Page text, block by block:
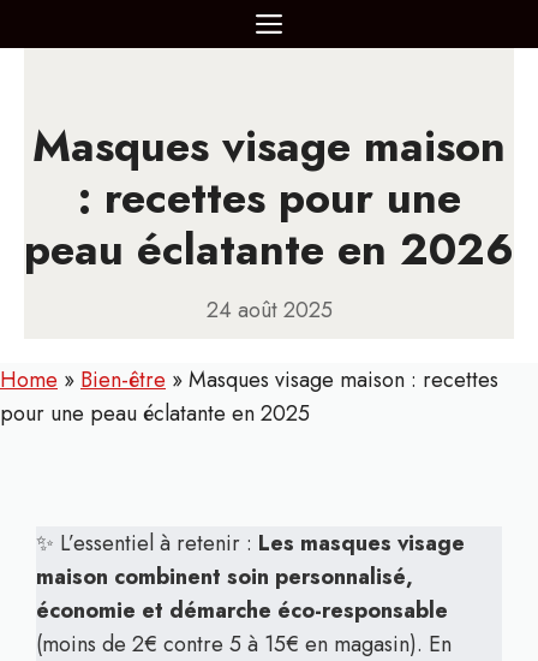
au
MENU
Masques visage maison
: recettes pour une
peau éclatante en 2026
24 août 2025
Home » Bien-être »Masques visage maison : recettes
pour une peau éclatante en 2025
✨ L’essentiel à retenir : Les masques visage
maison combinent soin personnalisé,
économie et démarche éco-responsable
(moins de 2€ contre 5 à 15€ en magasin). En